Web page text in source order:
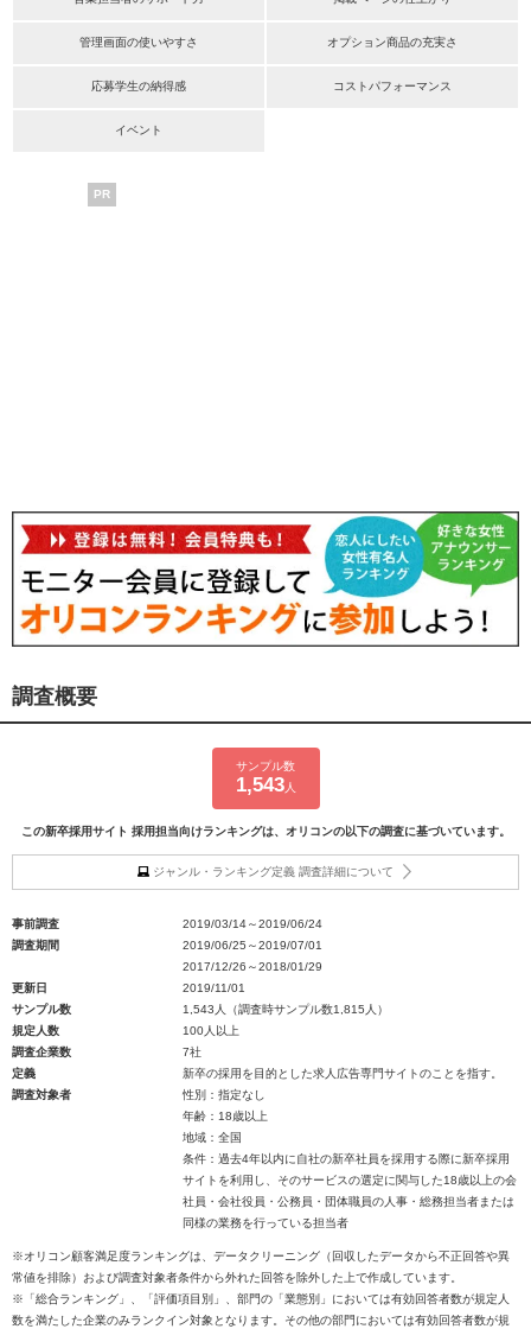
管理画面の使いやすさ オプション商品の充実さ
応募学生の納得感 コストパフォーマンス
イベント
PR
調査概要
サンプル数
1,543人
この新卒採用サイト 採用担当向けランキングは、オリコンの以下の調査に基づいています。
ジャンル・ランキング定義 調査詳細について
事前調査
2019/03/14～2019/06/24
調査期間
2019/06/25～2019/07/01
2017/12/26～2018/01/29
更新日
2019/11/01
サンプル数
1,543人（調査時サンプル数1,815人）
規定人数
100人以上
調査企業数
7社
定義
新卒の採用を目的とした求人広告専門サイトのことを指す。
調査対象者
性別：指定なし
年齢：18歳以上
地域：全国
条件：過去4年以内に自社の新卒社員を採用する際に新卒採用
サイトを利用し、そのサービスの選定に関与した18歳以上の会
社員・会社役員・公務員・団体職員の人事・総務担当者または
同様の業務を行っている担当者
※オリコン顧客満足度ランキングは、データクリーニング（回収したデータから不正回答や異
常値を排除）および調査対象者条件から外れた回答を除外した上で作成しています。
※「総合ランキング」、「評価項目別」、部門の「業態別」においては有効回答者数が規定人
数を満たした企業のみランクイン対象となります。その他の部門においては有効回答者数が規